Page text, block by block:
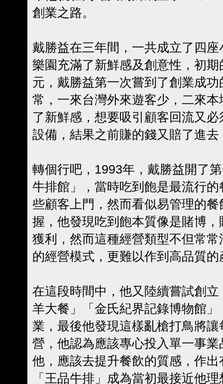
創業之路。
戴勝益在三年間，一共成立了四
樂園充滿了新鮮感及創意性，初
元，戴勝益第一次嘗到了創業成
常，一來台灣外來遊客少，二來
了新鮮感，想要吸引顧客回流又
設備，結果之前賺的錢又賠了進
轉個行吧，1993年，戴勝益開了
牛排館」，當時吃到飽是最流行
些顧客上門，然而看似易管理的
握，他發現吃到飽本質像是賭博
獲利，然而這種經營類型不但常
的經營模式，更難以作到高品質
在這段時間中，他又陸續嘗試創
羊大餐」「金氏紀界記錄博物館
業，最後他發現這樣亂槍打鳥將
營，他認為應該專心投入單一事
他，應該去提升餐飲的質感，作
「王品牛排」成為當初最接近他